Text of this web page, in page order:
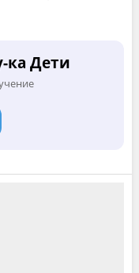
ка Дети